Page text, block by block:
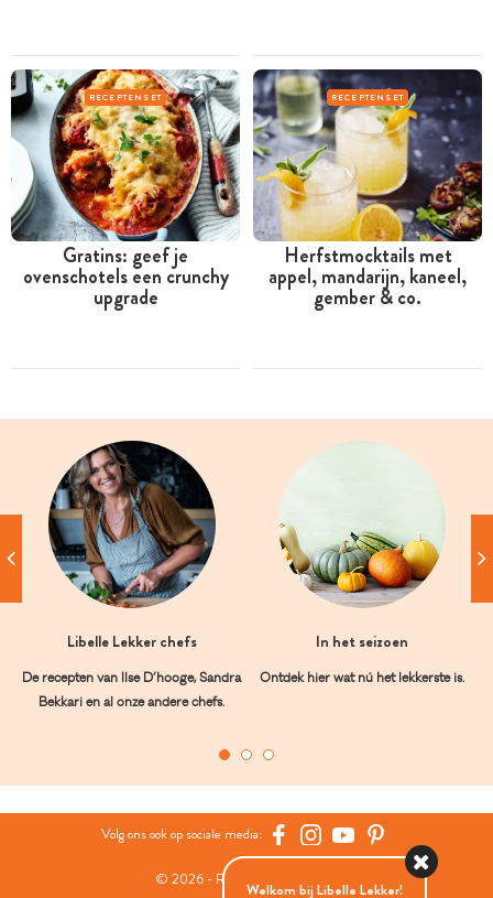
RECEPTENSET
Gratins: geef je
ovenschotels een crunchy
upgrade
RECEPTENSET
Herfstmocktails met
appel, mandarijn, kaneel,
gember & co.
Libelle Lekker chefs
De recepten van Ilse D’hooge, Sandra
Bekkari en al onze andere chefs.
In het seizoen
Ontdek hier wat nú het lekkerste is.
Volg ons ook op sociale media:
© 2026 - Roularta Media Group
Welkom bij Libelle Lekker!